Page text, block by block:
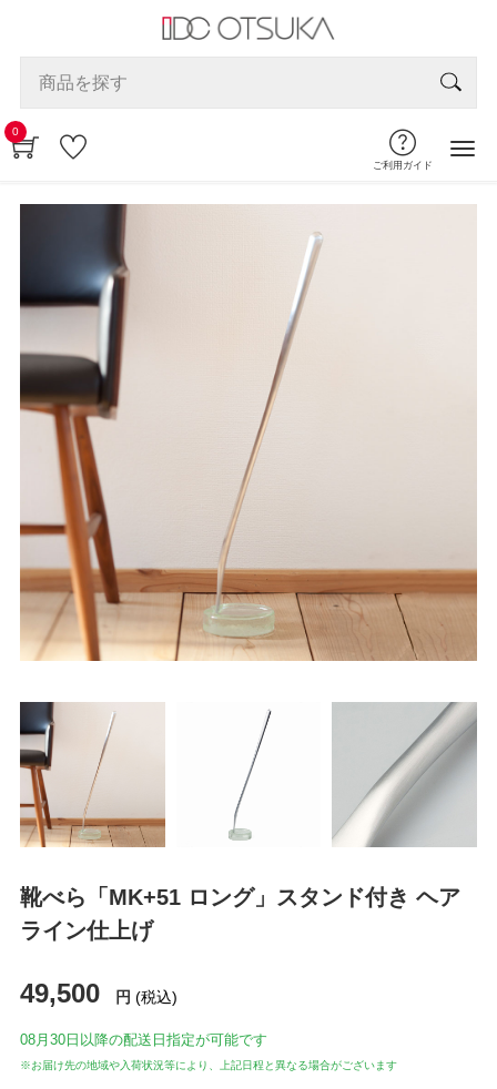
0
ご利用ガイド
靴べら「MK+51 ロング」スタンド付き ヘア
ライン仕上げ
49,500 円 (税込)
08月30日 以降の配送日指定が可能です
※お届け先の地域や入荷状況等により、上記日程と異なる場合がございます